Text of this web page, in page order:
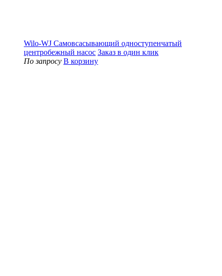
Wilo-WJ Самовсасывающий одноступенчатый
центробежный насос Заказ в один клик
По запросу В корзину